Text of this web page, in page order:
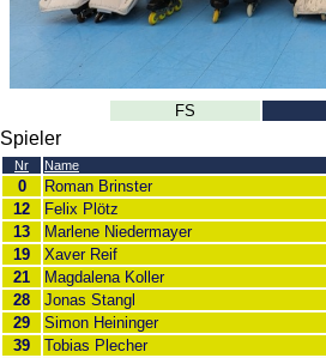
FS
Spieler
Nr Name
0
Roman Brinster
12
Felix Plötz
13
Marlene Niedermayer
19
Xaver Reif
21
Magdalena Koller
28
Jonas Stangl
29
Simon Heininger
39
Tobias Plecher